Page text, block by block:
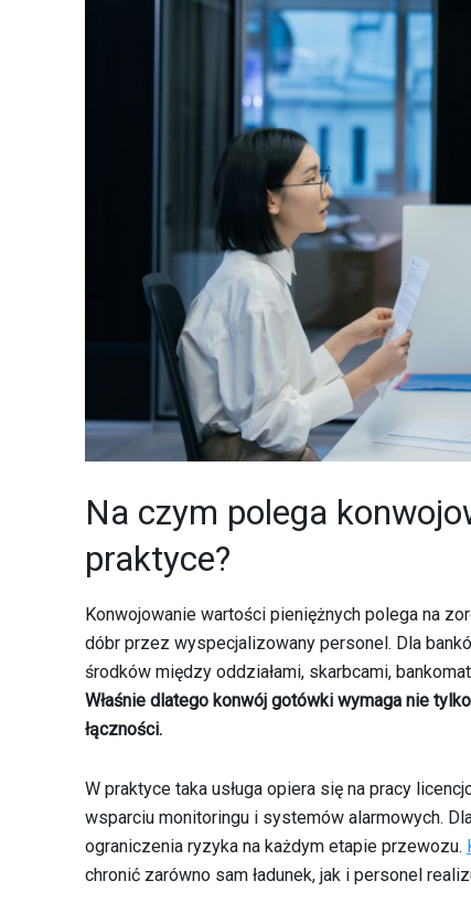
Na czym polega
praktyce?
Konwojowanie wartości pieniężnych polega na
dóbr przez wyspecjalizowany personel. Dla
środków między oddziałami, skarbcami,
Właśnie dlatego konwój gotówki wymaga nie
łączności.
W praktyce taka usługa opiera się na pracy
wsparciu monitoringu i systemów alarmowych.
ograniczenia ryzyka na każdym etapie przewozu.
chronić zarówno sam ładunek, jak i personel